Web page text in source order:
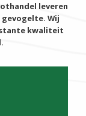
leveren
gevogelte. Wij
kwaliteit